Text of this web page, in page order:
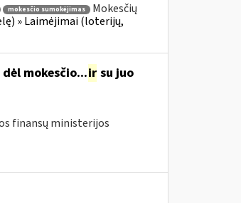
mokesčio sumokėjimas
Mokesčių
» Laimėjimai (loterijų,
mokesčio...irsu juo
finansų ministerijos